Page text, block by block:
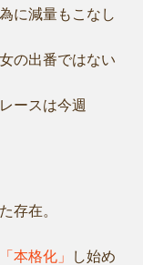
に減量もこなし
の出番ではない
ースは今週
存在。
「本格化」
し始め